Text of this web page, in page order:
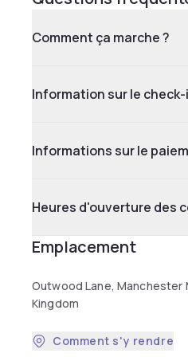
Comment ça marche ?
Information sur le
Informations sur le
Heures d'ouverture des
Emplacement
Outwood Lane, Manchester
Kingdom
Comment s'y rendre